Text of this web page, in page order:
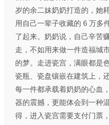
岁的余二妹奶奶打造的，她
用自己一辈子收藏的 6 万多
了起来。奶奶说，自己辛苦
走，不如用来做一件造福城
的梦。走进瓷宫，满眼都是
瓷瓶、瓷盘镶嵌在建筑上，
每一件都承载着奶奶的心血
器的震撼，更能体会到一种
得，进入瓷宫需要支付门票